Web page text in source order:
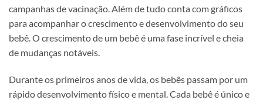
campanhas de vacinação. Além de tudo conta com gráficos
para acompanhar o crescimento e desenvolvimento do seu
bebê. O crescimento de um bebê é uma fase incrível e cheia
de mudanças notáveis.
Durante os primeiros anos de vida, os bebês passam por um
rápido desenvolvimento físico e mental. Cada bebê é único e